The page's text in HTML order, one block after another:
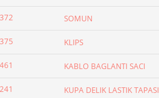
SOMUN
KLIPS
KABLO BAGLANTI SACI
KUPA DELIK LASTIK TAPASI